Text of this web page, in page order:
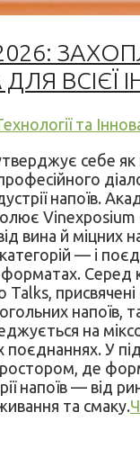
2026:
ВСІЄЇ
та
себе як
напоїв.
вина й міцних
— і
форматах. Серед
присвячені
напоїв,
на
поєднаннях. У
де
напоїв — від
та смаку.